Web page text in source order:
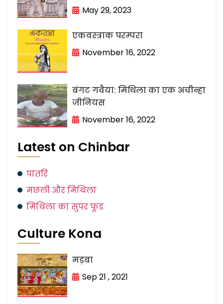
May 29, 2023
एकवस्त्राक परम्परा
November 16, 2022
बंगट गवैया: मिथिला का एक अचीन्हा
जीनियस
November 16, 2022
Latest on Chinbar
पातरि
मछली और मिथिला
मिथिला का सुपर फूड
Culture Kona
मड़बा
Sep 21 , 2021